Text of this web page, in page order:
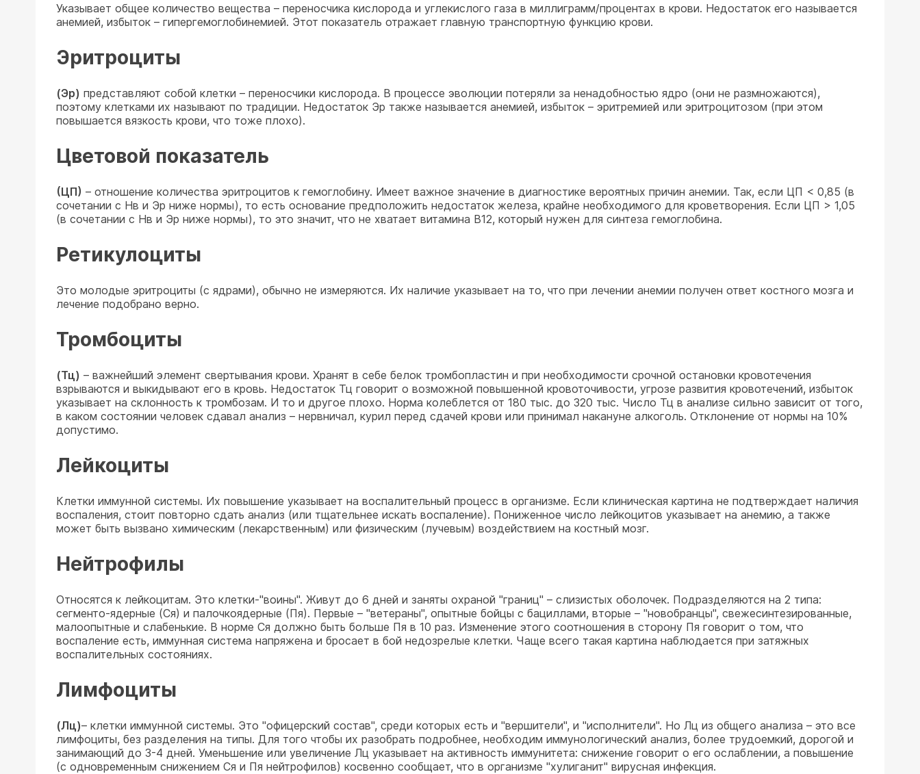
Указывает общее количество вещества – переносчика кислорода и углекислого газа в миллиграмм/процентах в крови. Недостаток его называется
анемией, избыток – гипергемоглобинемией. Этот показатель отражает главную транспортную функцию крови.
Эритроциты
(Эр) представляют собой клетки – переносчики кислорода. В процессе эволюции потеряли за ненадобностью ядро (они не размножаются),
поэтому клетками их называют по традиции. Недостаток Эр также называется анемией, избыток – эритремией или эритроцитозом (при этом
повышается вязкость крови, что тоже плохо).
Цветовой показатель
(ЦП) – отношение количества эритроцитов к гемоглобину. Имеет важное значение в диагностике вероятных причин анемии. Так, если ЦП < 0,85 (в
сочетании с Нв и Эр ниже нормы), то есть основание предположить недостаток железа, крайне необходимого для кроветворения. Если ЦП > 1,05
(в сочетании с Нв и Эр ниже нормы), то это значит, что не хватает витамина В12, который нужен для синтеза гемоглобина.
Ретикулоциты
Это молодые эритроциты (с ядрами), обычно не измеряются. Их наличие указывает на то, что при лечении анемии получен ответ костного мозга и
лечение подобрано верно.
Тромбоциты
(Тц) – важнейший элемент свертывания крови. Хранят в себе белок тромбопластин и при необходимости срочной остановки кровотечения
взрываются и выкидывают его в кровь. Недостаток Тц говорит о возможной повышенной кровоточивости, угрозе развития кровотечений, избыток
указывает на склонность к тромбозам. И то и другое плохо. Норма колеблется от 180 тыс. до 320 тыс. Число Тц в анализе сильно зависит от того,
в каком состоянии человек сдавал анализ – нервничал, курил перед сдачей крови или принимал накануне алкоголь. Отклонение от нормы на 10%
допустимо.
Лейкоциты
Клетки иммунной системы. Их повышение указывает на воспалительный процесс в организме. Если клиническая картина не подтверждает наличия
воспаления, стоит повторно сдать анализ (или тщательнее искать воспаление). Пониженное число лейкоцитов указывает на анемию, а также
может быть вызвано химическим (лекарственным) или физическим (лучевым) воздействием на костный мозг.
Нейтрофилы
Относятся к лейкоцитам. Это клетки-"воины". Живут до 6 дней и заняты охраной "границ" – слизистых оболочек. Подразделяются на 2 типа:
сегменто-ядерные (Ся) и палочкоядерные (Пя). Первые – "ветераны", опытные бойцы с бациллами, вторые – "новобранцы", свежесинтезированные,
малоопытные и слабенькие. В норме Ся должно быть больше Пя в 10 раз. Изменение этого соотношения в сторону Пя говорит о том, что
воспаление есть, иммунная система напряжена и бросает в бой недозрелые клетки. Чаще всего такая картина наблюдается при затяжных
воспалительных состояниях.
Лимфоциты
(Лц)– клетки иммунной системы. Это "офицерский состав", среди которых есть и "вершители", и "исполнители". Но Лц из общего анализа – это все
лимфоциты, без разделения на типы. Для того чтобы их разобрать подробнее, необходим иммунологический анализ, более трудоемкий, дорогой и
занимающий до 3-4 дней. Уменьшение или увеличение Лц указывает на активность иммунитета: снижение говорит о его ослаблении, а повышение
(с одновременным снижением Ся и Пя нейтрофилов) косвенно сообщает, что в организме "хулиганит" вирусная инфекция.